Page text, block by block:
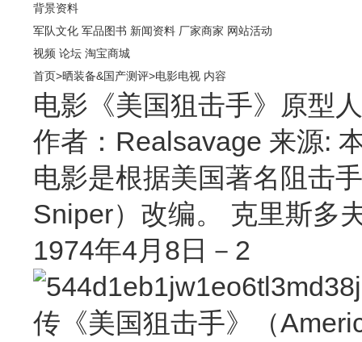
背景资料
军队文化 军品图书 新闻资料 厂家商家 网站活动
视频 论坛 淘宝商城
首页>晒装备&国产测评>电影电视 内容
电影《美国狙击手》原型
作者：Realsavage 来源:
电影是根据美国著名阻击
Sniper）改编。 克里斯多
1974年4月8日－2
传《美国狙击手》（